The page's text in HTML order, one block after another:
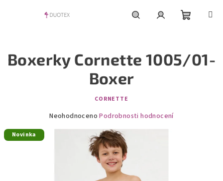
košík
Boxerky Cornette 1005/01-
Boxer
CORNETTE
Průměrné
Neohodnoceno Podrobnosti hodnocení
Novinka